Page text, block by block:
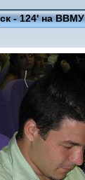
- 124' на ВВМУ